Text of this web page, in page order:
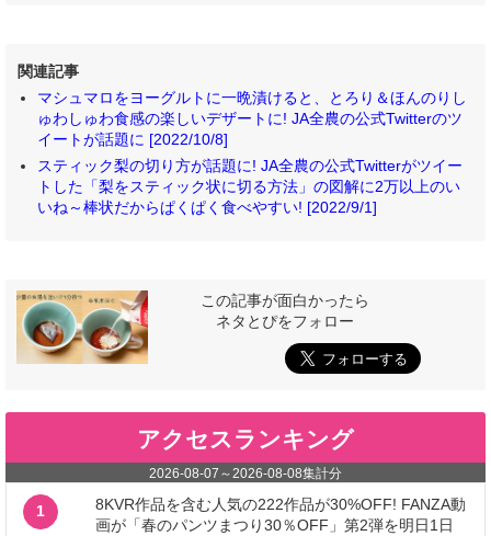
関連記事
マシュマロをヨーグルトに一晩漬けると、とろり＆ほんのりし
ゅわしゅわ食感の楽しいデザートに! JA全農の公式Twitterのツ
イートが話題に [2022/10/8]
スティック梨の切り方が話題に! JA全農の公式Twitterがツイー
トした「梨をスティック状に切る方法」の図解に2万以上のい
いね～棒状だからぱくぱく食べやすい! [2022/9/1]
この記事が面白かったら
ネタとぴをフォロー
アクセスランキング
2026-08-07 ～2026-08-08集計分
1
8KVR作品を含む人気の222作品が30%OFF! FANZA動
画が「春のパンツまつり30％OFF」第2弾を明日1日